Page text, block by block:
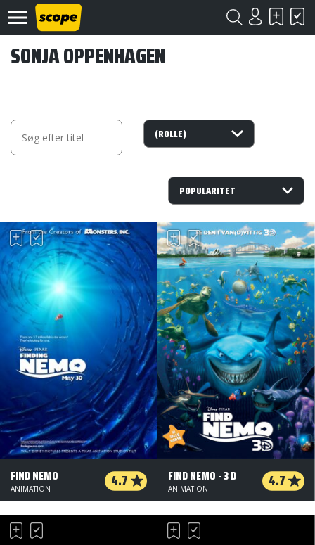
Om
©
Scope
2020
SONJA OPPENHAGEN
FIND NEMO 4.7
ANIMATION
FIND NEMO - 3 D 4.7
ANIMATION